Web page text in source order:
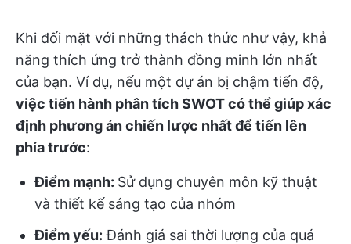
Khi đối mặt với những thách thức như vậy, khả
năng thích ứng trở thành đồng minh lớn nhất
của bạn. Ví dụ, nếu một dự án bị chậm tiến độ,
việc tiến hành phân tích SWOT có thể giúp xác
định phương án chiến lược nhất để tiến lên
phía trước:
Điểm mạnh: Sử dụng chuyên môn kỹ thuật
và thiết kế sáng tạo của nhóm
Điểm yếu: Đánh giá sai thời lượng của quá